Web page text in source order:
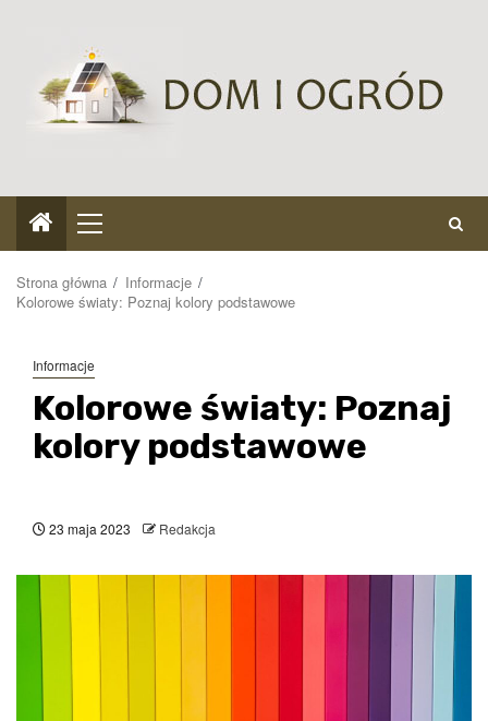
Menu
główne
Strona główna
Informacje
Kolorowe światy: Poznaj kolory podstawowe
Informacje
Kolorowe światy: Poznaj
kolory podstawowe
23 maja 2023 Redakcja